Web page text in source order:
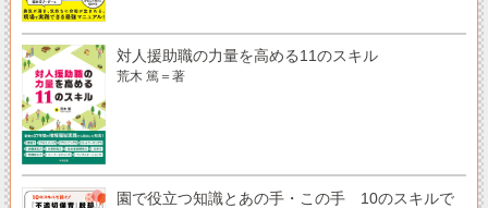
対人援助職の力量を高める11のスキル
荒木 篤＝著
園で役立つ知識とあの手・この手 10のスキルで